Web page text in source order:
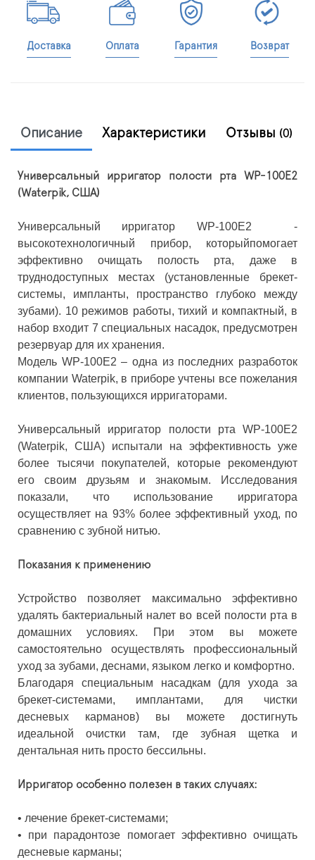
Доставка Оплата Гарантия Возврат
Описание Характеристики Отзывы (0)
Универсальный ирригатор полости рта WP-100E2
(Waterpik, США)
Универсальный ирригатор WP-100E2 -
высокотехнологичный прибор, которыйпомогает
эффективно очищать полость рта, даже в
труднодоступных местах (установленные брекет-
системы, импланты, пространство глубоко между
зубами). 10 режимов работы, тихий и компактный, в
набор входит 7 специальных насадок, предусмотрен
резервуар для их хранения.
Модель WP-100E2 – одна из последних разработок
компании Waterpik, в приборе учтены все пожелания
клиентов, пользующихся ирригаторами.
Универсальный ирригатор полости рта WP-100E2
(Waterpik, США) испытали на эффективность уже
более тысячи покупателей, которые рекомендуют
его своим друзьям и знакомым. Исследования
показали, что использование ирригатора
осуществляет на 93% более эффективный уход, по
сравнению с зубной нитью.
Показания к применению
Устройство позволяет максимально эффективно
удалять бактериальный налет во всей полости рта в
домашних условиях. При этом вы можете
самостоятельно осуществлять профессиональный
уход за зубами, деснами, языком легко и комфортно.
Благодаря специальным насадкам (для ухода за
брекет-системами, имплантами, для чистки
десневых карманов) вы можете достигнуть
идеальной очистки там, где зубная щетка и
дентальная нить просто бессильны.
Ирригатор особенно полезен в таких случаях:
• лечение брекет-системами;
•
при парадонтозе помогает эффективно очищать
десневые карманы;